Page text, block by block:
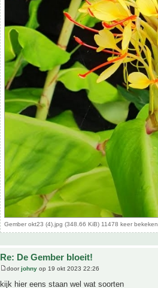
Gember okt23 (4).jpg (348.66 KiB) 11478 keer bekeken
Re: De Gember bloeit!
doorjohny op 19 okt 2023 22:26
kijk hier eens staan wel wat soorten